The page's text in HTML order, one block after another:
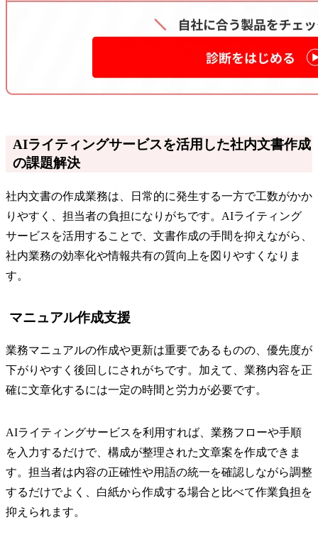
AIライティングサービスを活用した社内文書作成
の課題解決
社内文書の作成業務は、日常的に発生する一方で工数がかか
りやすく、担当者の負担になりがちです。AIライティング
サービスを活用することで、文書作成の手間を抑えながら、
社内業務の効率化や情報共有の質向上を図りやすくなりま
す。
マニュアル作成支援
業務マニュアルの作成や更新は重要であるものの、優先度が
下がりやすく後回しにされがちです。加えて、業務内容を正
確に文章化するには一定の時間と労力が必要です。
AIライティングサービスを利用すれば、業務フローや手順
を入力するだけで、構成が整理された文章案を作成できま
す。担当者は内容の正確性や用語の統一を確認しながら調整
するだけでよく、白紙から作成する場合と比べて作業負担を
抑えられます。